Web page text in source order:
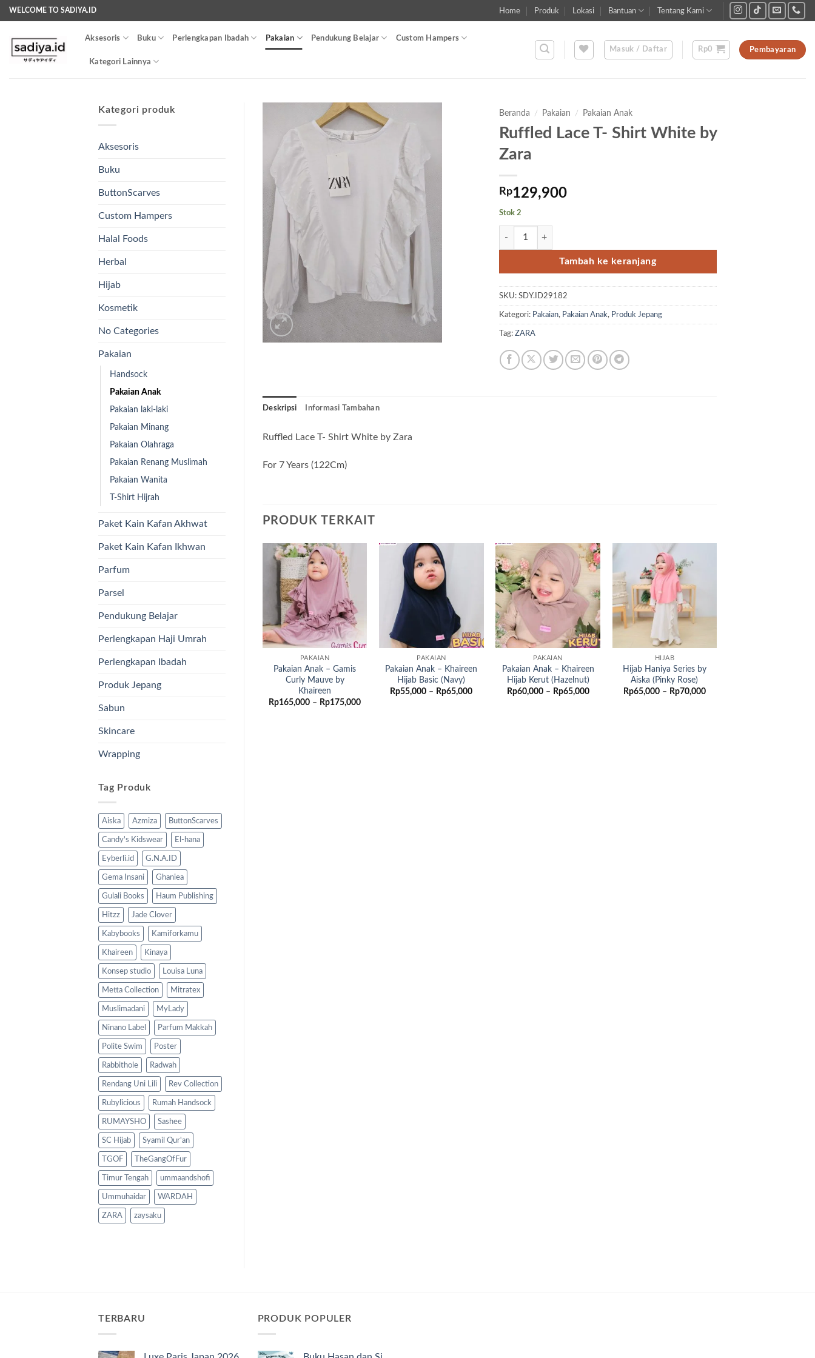
Skip
to
content
WELCOME TO SADIYA.ID Home Produk Lokasi Bantuan Tentang Kami
Aksesoris Buku Perlengkapan Ibadah Pakaian Pendukung Belajar Custom Hampers
Kategori Lainnya
Masuk / Daftar Rp0 Pembayaran
Kategori produk
Aksesoris
Buku
ButtonScarves
Custom Hampers
Halal Foods
Herbal
Hijab
Kosmetik
No Categories
Pakaian
Handsock
Pakaian Anak
Pakaian laki-laki
Pakaian Minang
Pakaian Olahraga
Pakaian Renang Muslimah
Pakaian Wanita
T-Shirt Hijrah
Paket Kain Kafan Akhwat
Paket Kain Kafan Ikhwan
Parfum
Parsel
Pendukung Belajar
Perlengkapan Haji Umrah
Perlengkapan Ibadah
Produk Jepang
Sabun
Skincare
Wrapping
Tag Produk
Aiska Azmiza ButtonScarves
Candy's Kidswear El-hana
Eyberli.id G.N.A.ID
Gema Insani Ghaniea
Gulali Books Haum Publishing
Hitzz Jade Clover
Kabybooks Kamiforkamu
Khaireen Kinaya
Konsep studio Louisa Luna
Metta Collection Mitratex
Muslimadani MyLady
Ninano Label Parfum Makkah
Polite Swim Poster
Rabbithole Radwah
Rendang Uni Lili Rev Collection
Rubylicious Rumah Handsock
RUMAYSHO Sashee
SC Hijab Syamil Qur'an
TGOF TheGangOfFur
Timur Tengah ummaandshofi
Ummuhaidar WARDAH
ZARA zaysaku
Beranda / Pakaian / Pakaian Anak
Ruffled Lace T- Shirt White by
Zara
Rp129,900
Stok 2
Kuantitas Ruffled Lace T- Shirt White by Zara
Tambah ke keranjang
SKU: SDY.ID29182
Kategori: Pakaian, Pakaian Anak, Produk Jepang
Tag: ZARA
Deskripsi Informasi Tambahan
Ruffled Lace T- Shirt White by Zara
For 7 Years (122Cm)
PRODUK TERKAIT
Add to
wishlist
PAKAIAN
Pakaian Anak – Gamis
Curly Mauve by
Khaireen
Rp165,000 – Rp175,000Rentang
PAKAIAN
Pakaian Anak – Khaireen
Hijab Basic (Navy)
Rp55,000 – Rp65,000Rentang
Add to
wishlist
PAKAIAN
Pakaian Anak – Khaireen
Hijab Kerut (Hazelnut)
Rp60,000 – Rp65,000Rentang
wishlist
HIJAB
Hijab Haniya Series by
Aiska (Pinky Rose)
Rp65,000 – Rp70,000Rentang
TERBARU PRODUK POPULER